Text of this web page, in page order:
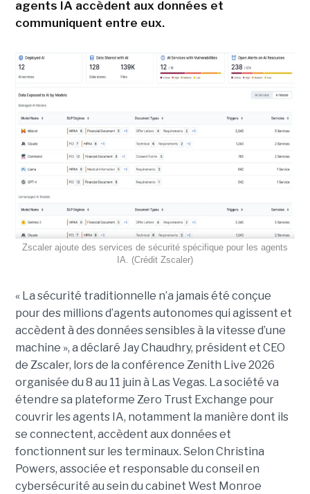
agents IA accèdent aux données et
communiquent entre eux.
Zscaler ajoute des services de sécurité spécifique pour les agents
IA. (Crédit Zscaler)
« La sécurité traditionnelle n’a jamais été conçue
pour des millions d’agents autonomes qui agissent et
accèdent à des données sensibles à la vitesse d’une
machine », a déclaré Jay Chaudhry, président et CEO
de Zscaler, lors de la conférence Zenith Live 2026
organisée du 8 au 11 juin à Las Vegas. La société va
étendre sa plateforme Zero Trust Exchange pour
couvrir les agents IA, notamment la manière dont ils
se connectent, accèdent aux données et
fonctionnent sur les terminaux. Selon Christina
Powers, associée et responsable du conseil en
cybersécurité au sein du cabinet West Monroe